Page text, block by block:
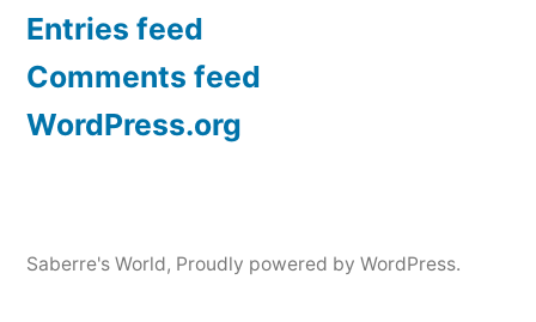
Entries feed
Comments feed
WordPress.org
Saberre's World, Proudly powered by WordPress.